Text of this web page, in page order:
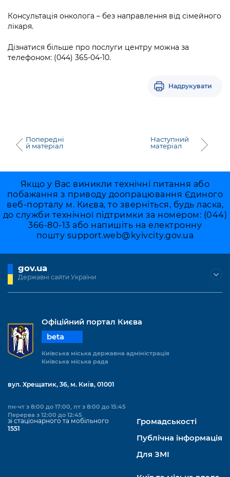
Консультація онколога – без направлення від сімейного
лікаря.
Дізнатися більше про послуги центру можна за
телефоном: (044) 365-04-10.
Надрукувати
Попередні
й матеріал
Наступний
матеріал
Якщо у Вас виникли технічні питання або
побажання з приводу доопрацювання Єдиного
веб-порталу м. Києва, то зверніться, будь ласка,
до служби технічної підтримки за номером: (044)
366-80-13 або напишіть на електронну
пошту support.web@kyivcity.gov.ua
gov.ua
Державні сайти України
Офіційний портал Києва
beta
Київська міська державна адміністрація
Київська міська рада
вул. Хрещатик, 36, м. Київ, 01001
пн-чт з 8:00 до 17:00, пт з 8:00 до 15:45
Перерва з 12:00 до 12:45
зі стаціонарного та мобільного
1551
Громадськості
Публічна інформація
Для ЗМІ